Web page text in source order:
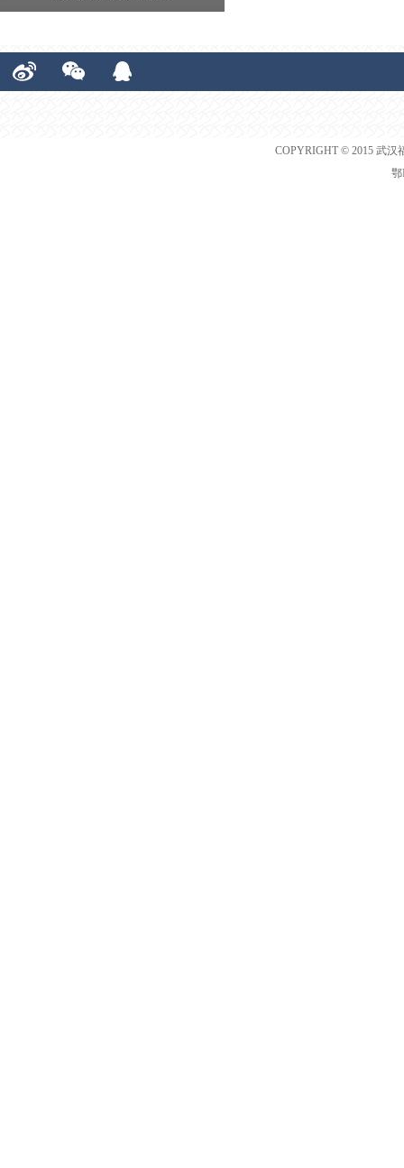
COPYRIGHT © 2015 武汉
鄂